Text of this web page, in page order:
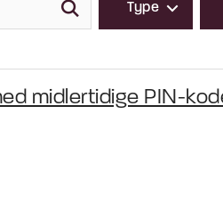
Type
midlertidige PIN-